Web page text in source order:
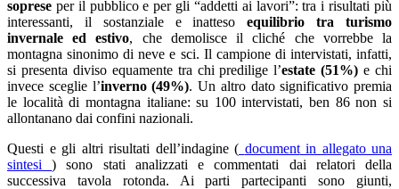
soprese per il pubblico e per gli “addetti ai lavori”: tra i risultati più
interessanti, il sostanziale e inattesoequilibrio tra turismo
invernale ed estivo, che demolisce il cliché che vorrebbe la
montagna sinonimo di neve e sci. Il campione di intervistati, infatti,
si presenta diviso equamente tra chi predilige l’estate (51%) e chi
invece sceglie l’inverno (49%). Un altro dato significativo premia
le località di montagna italiane: su 100 intervistati, ben 86 non si
allontanano dai confini nazionali.
Questi e gli altri risultati dell’indagine ( documentin allegato una
sintesi) sono stati analizzati e commentati dai relatori della
successiva tavola rotonda. Ai parti partecipanti sono giunti,